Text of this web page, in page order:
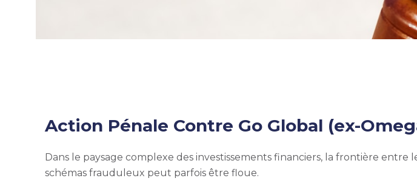
Action Pénale Contre Go Global (ex-
Dans le paysage complexe des investissements financiers, la frontière entre
schémas frauduleux peut parfois être floue.